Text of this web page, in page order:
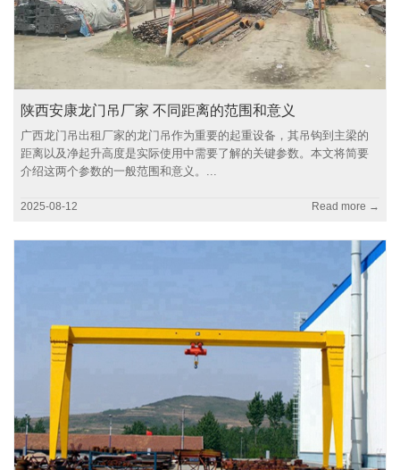
陕西安康龙门吊厂家 不同距离的范围和意义
广西龙门吊出租厂家的龙门吊作为重要的起重设备，其吊钩到主梁的
距离以及净起升高度是实际使用中需要了解的关键参数。本文将简要
介绍这两个参数的一般范围和意义。...
2025-08-12 Read more →